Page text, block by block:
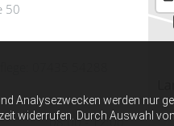
Analysezwecken werden nur
widerrufen. Durch Auswahl
50
08:00 - 12:00